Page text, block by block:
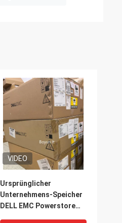
VIDEO
Ursprünglicher
Unternehmens-Speicher
DELL EMC Powerstore